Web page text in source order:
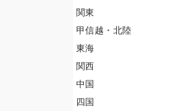
関東
甲信越・北陸
東海
関西
中国
四国